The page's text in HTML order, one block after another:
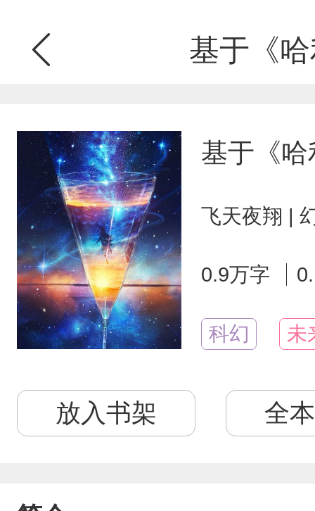
基于《
基于《哈
飞天夜翔 |
0.9万字
科幻 未
放入书架 全